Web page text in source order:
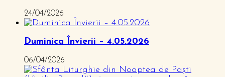
24/04/2026
Duminica Învierii – 4.05.2026
06/04/2026